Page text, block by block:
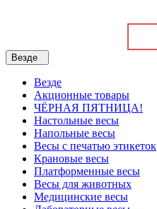
Везде
Везде
Акционные товары
ЧЁРНАЯ ПЯТНИЦА!
Настольные весы
Напольные весы
Весы с печатью этикеток
Крановые весы
Платформенные весы
Весы для животных
Медицинские весы